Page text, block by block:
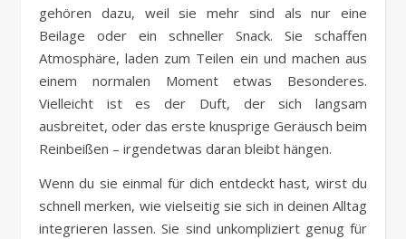
gehören dazu, weil sie mehr sind als nur eine
Beilage oder ein schneller Snack. Sie schaffen
Atmosphäre, laden zum Teilen ein und machen aus
einem normalen Moment etwas Besonderes.
Vielleicht ist es der Duft, der sich langsam
ausbreitet, oder das erste knusprige Geräusch beim
Reinbeißen – irgendetwas daran bleibt hängen.
Wenn du sie einmal für dich entdeckt hast, wirst du
schnell merken, wie vielseitig sie sich in deinen Alltag
integrieren lassen. Sie sind unkompliziert genug für